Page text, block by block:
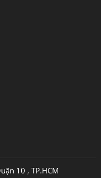
10 , TP.HCM